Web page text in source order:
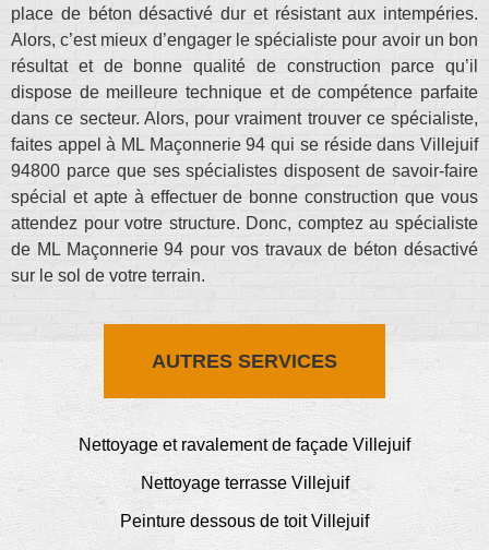
place de béton désactivé dur et résistant aux intempéries.
Alors, c’est mieux d’engager le spécialiste pour avoir un bon
résultat et de bonne qualité de construction parce qu’il
dispose de meilleure technique et de compétence parfaite
dans ce secteur. Alors, pour vraiment trouver ce spécialiste,
faites appel à ML Maçonnerie 94 qui se réside dans Villejuif
94800 parce que ses spécialistes disposent de savoir-faire
spécial et apte à effectuer de bonne construction que vous
attendez pour votre structure. Donc, comptez au spécialiste
de ML Maçonnerie 94 pour vos travaux de béton désactivé
sur le sol de votre terrain.
AUTRES SERVICES
Nettoyage et ravalement de façade Villejuif
Nettoyage terrasse Villejuif
Peinture dessous de toit Villejuif